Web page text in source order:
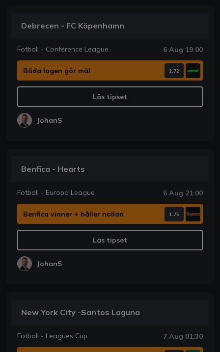
Debrecen - FC Köpenhamn
Fotboll - Conference League 6 Aug 19:00
Båda lagen gör mål 1.72
Läs tipset
JohanS
Benfica - Hearts
Fotboll - Europa League 6 Aug 21:00
Benfica vinner + håller nollan 1.75
Läs tipset
JohanS
New York City -Santos Laguna
Fotboll - Leagues Cup 7 Aug 01:30